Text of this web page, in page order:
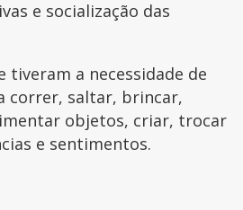
e socialização das
tiveram a necessidade de
correr, saltar, brincar,
objetos, criar, trocar
e sentimentos.